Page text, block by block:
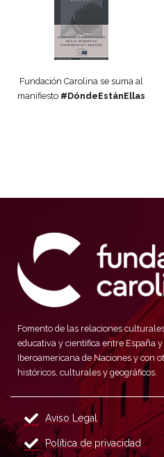
Fundación Carolina se suma al
manifiesto #DóndeEstánEllas
Fomento de las relaciones
educativa y científica entre España
Iberoamericana de Naciones y con
históricos, culturales y geográficos.
Aviso Legal
Política de privacidad